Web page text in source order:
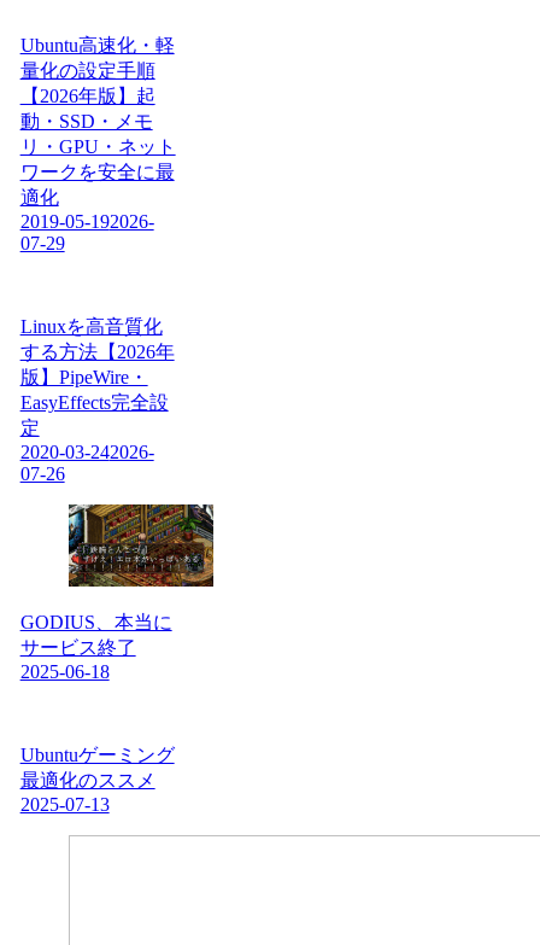
Ubuntu高速化・軽
量化の設定手順
【2026年版】起
動・SSD・メモ
リ・GPU・ネット
ワークを安全に最
適化
2019-05-192026-
07-29
Linuxを高音質化
する方法【2026年
版】PipeWire・
EasyEffects完全設
定
2020-03-242026-
07-26
GODIUS、本当に
サービス終了
2025-06-18
Ubuntuゲーミング
最適化のススメ
2025-07-13